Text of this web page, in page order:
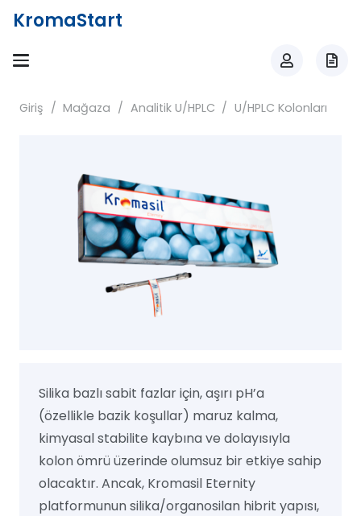
KromaStart
Giriş / Mağaza / Analitik U/HPLC / U/HPLC Kolonları
Silika bazlı sabit fazlar için, aşırı pH’a
(özellikle bazik koşullar) maruz kalma,
kimyasal stabilite kaybına ve dolayısıyla
kolon ömrü üzerinde olumsuz bir etkiye sahip
olacaktır. Ancak, Kromasil Eternity
platformunun silika/organosilan hibrit yapısı,